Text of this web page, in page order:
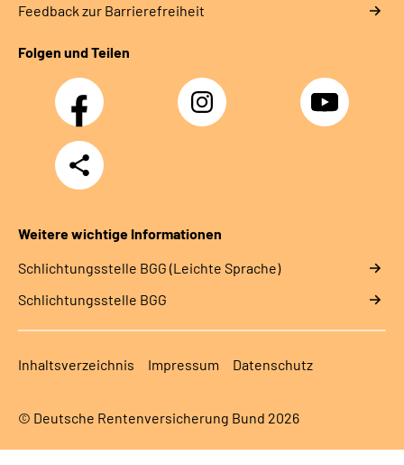
Feedback zur Barrierefreiheit
Folgen und Teilen
Facebook Instagram YouTube
Teilen
Weitere wichtige Informationen
Schlich­tungs­stel­le BGG (Leichte Sprache)
Schlich­tungs­stel­le BGG
Inhaltsverzeichnis Impressum Datenschutz
© Deutsche Rentenversicherung Bund 2026